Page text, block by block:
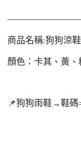
商品名稱:狗狗涼鞋
顏色：卡其、黃、
📌狗狗雨鞋→鞋碼